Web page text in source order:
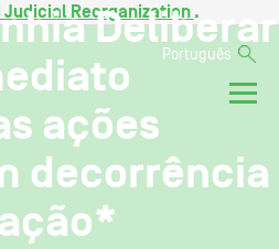
Judicial Reorganization .
Português
Deliberar
ações
decorrência